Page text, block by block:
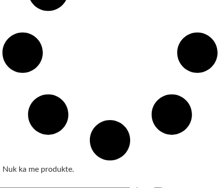
Nuk ka me produkte.